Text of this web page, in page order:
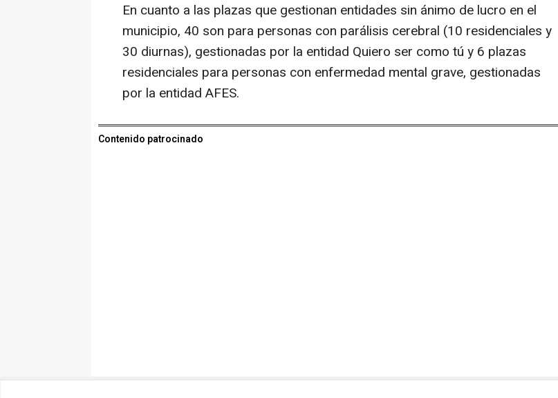
En cuanto a las plazas que gestionan entidades sin ánimo de lucro en el
municipio, 40 son para personas con parálisis cerebral (10 residenciales y
30 diurnas), gestionadas por la entidad Quiero ser como tú y 6 plazas
residenciales para personas con enfermedad mental grave, gestionadas
por la entidad AFES.
Contenido patrocinado